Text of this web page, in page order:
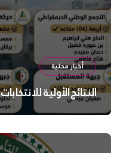
أخبار محلية
النتائج الأولية